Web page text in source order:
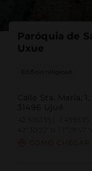
Paróquia de
Uxue
Edifício religioso
Calle Sta. María,
31496 Ujué